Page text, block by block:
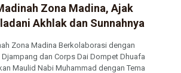
Zona Madina, Ajak
Akhlak dan Sunnahnya
Zona Madina Berkolaborasi dengan
dan Corps Dai Dompet Dhuafa
Maulid Nabi Muhammad dengan Tema